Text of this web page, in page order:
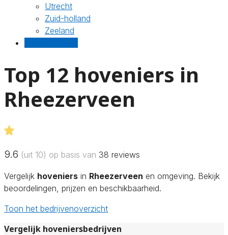
Utrecht
Zuid-holland
Zeeland
Top 12 hoveniers in
Rheezerveen
9.6 (uit 10) op basis van 38 reviews
Vergelijk hoveniers in Rheezerveen en omgeving. Bekijk
beoordelingen, prijzen en beschikbaarheid.
Toon het bedrijvenoverzicht
Vergelijk hoveniersbedrijven